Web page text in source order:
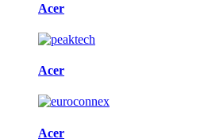
Acer
Acer
Acer